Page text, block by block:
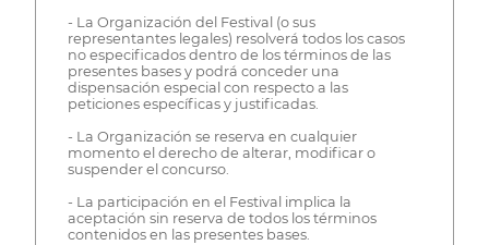
- La Organización del Festival (o sus
representantes legales) resolverá todos los casos
no especificados dentro de los términos de las
presentes bases y podrá conceder una
dispensación especial con respecto a las
peticiones específicas y justificadas.
- La Organización se reserva en cualquier
momento el derecho de alterar, modificar o
suspender el concurso.
- La participación en el Festival implica la
aceptación sin reserva de todos los términos
contenidos en las presentes bases.